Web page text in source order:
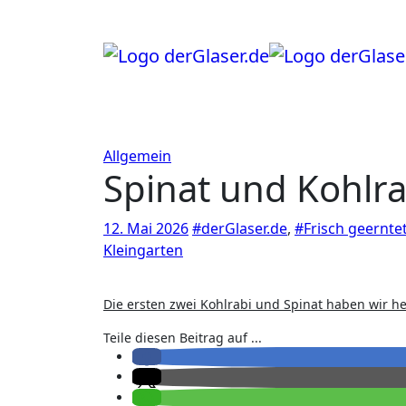
Allgemein
Spinat und
12. Mai 2026#derGlaser.de, #Frisch
Kleingarten
Die ersten zwei Kohlrabi und Spinat haben wir
Teile diesen Beitrag auf ...